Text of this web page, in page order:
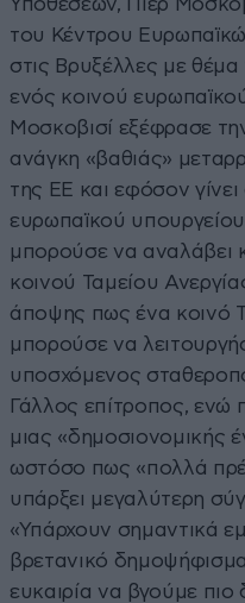
Υποθέσεων, Πιερ
του Κέντρου
στις Βρυξέλλες με
ενός κοινού
Μοσκοβισί εξέφρασε
ανάγκη «βαθιάς»
της ΕΕ και εφόσον
ευρωπαϊκού
μπορούσε να αναλάβει
κοινού Ταμείου
άποψης πως ένα κοινό
μπορούσε να
υποσχόμενος
Γάλλος επίτροπος, ενώ
μιας «δημοσιονομικής
ωστόσο πως «πολλά
υπάρξει μεγαλύτερη
«Υπάρχουν σημαντικά
βρετανικό
ευκαιρία να βγούμε